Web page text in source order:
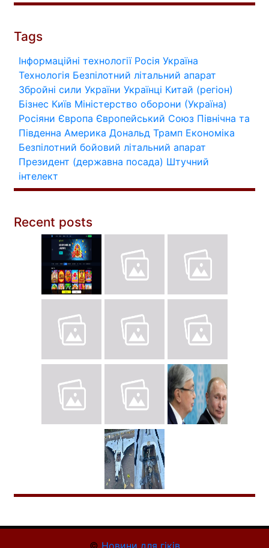
Tags
Інформаційні технології Росія Україна
Технологія Безпілотний літальний апарат
Збройні сили України Українці Китай (регіон)
Бізнес Київ Міністерство оборони (Україна)
Росіяни Європа Європейський Союз Північна та
Південна Америка Дональд Трамп Економіка
Безпілотний бойовий літальний апарат
Президент (державна посада) Штучний
інтелект
Recent posts